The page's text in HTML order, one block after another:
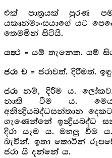
එක් පාත්‍රයක් පුරණ
යකෘන්මාංසයාගේ යට
තෙමමින් සිටියි.
යත්‍ථ = යම් තැනෙක. යම්
ජරා ච = ජරාවත්. දිරීමත්.
ජරා නම්, දිරීම ය.
නාකි වීම ය. මෙය
අනින්‍ද්‍රියබද්ධසන්තාන
ගැණෙන්නේ ඉන්‍ද්‍රියබද්ධ
දිරා යෑම ය. මහලු වීම
බැවින්. ඉතා කොටින්
ජරා යි දන්නේ ය.